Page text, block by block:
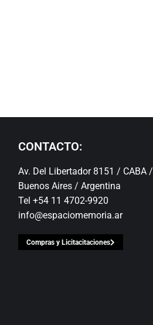
CONTACTO:
Av. Del Libertador 8151 / CABA /
Buenos Aires / Argentina
Tel +54 11 4702-9920
info@espaciomemoria.ar
Compras y Licitacitaciones